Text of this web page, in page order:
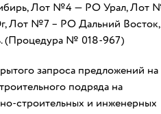
Лот №4 — РО Урал, Лот
№7 – РО Дальний
(Процедура № 018-967)
запроса предложений на
подряда на
строительных и инженерных